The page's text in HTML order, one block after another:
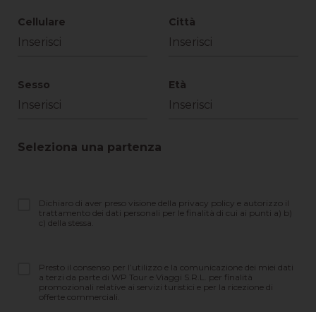
Cellulare Città
Sesso Età
Seleziona una partenza
Dichiaro di aver preso visione della privacy policy e autorizzo il
trattamento dei dati personali per le finalità di cui ai punti a) b)
c) della stessa.
Presto il consenso per l’utilizzo e la comunicazione dei miei dati
a terzi da parte di WP Tour e Viaggi S.R.L. per finalità
promozionali relative ai servizi turistici e per la ricezione di
offerte commerciali.